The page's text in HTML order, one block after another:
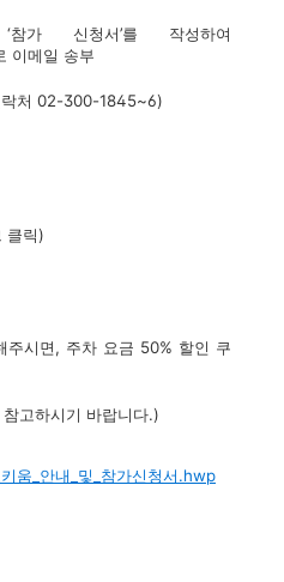
가 신청서’를 작성하여
이메일 송부
락처 02-300-1845~6)
클릭)
주시면, 주차 요금 50% 할인 쿠
고하시기 바랍니다.)
움_안내_및_참가신청서.hwp